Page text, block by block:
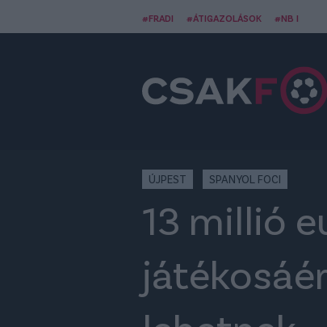
#FRADI #ÁTIGAZOLÁSOK #NB I
ÚJPEST SPANYOL FOCI
13 millió